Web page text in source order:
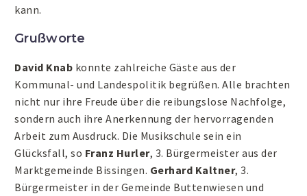
kann.
Grußworte
David Knab konnte zahlreiche Gäste aus der
Kommunal- und Landespolitik begrüßen. Alle brachten
nicht nur ihre Freude über die reibungslose Nachfolge,
sondern auch ihre Anerkennung der hervorragenden
Arbeit zum Ausdruck. Die Musikschule sein ein
Glücksfall, so Franz Hurler, 3. Bürgermeister aus der
Marktgemeinde Bissingen. Gerhard Kaltner, 3.
Bürgermeister in der Gemeinde Buttenwiesen und